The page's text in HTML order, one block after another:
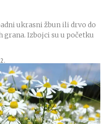
ukrasni žbun ili drvo do
grana. Izbojci su u početku